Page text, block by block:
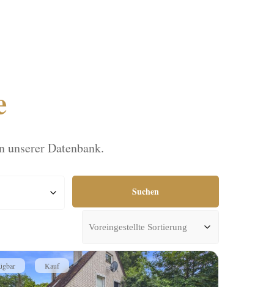
Datenbank.
Suchen
Kauf